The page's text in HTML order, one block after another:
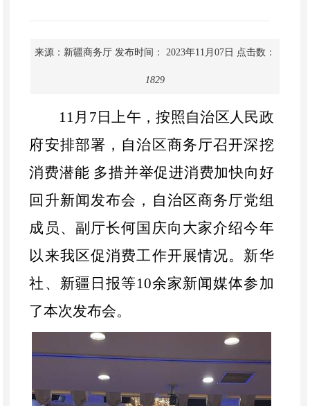
来源：新疆商务厅 发布时间： 2023年11月07日 点击数：
1829
11月 7 日上午，按照自治区人民政
府安排部署，自治区商务厅召开深挖
消费潜能 多措并举促进消费加快向好
回升新闻发布会，自治区商务厅党组
成员、副厅长何国庆向大家介绍今年
以来我区促消费工作开展情况。新华
社、新疆日报等10余家新闻媒体参加
了本次发布会。